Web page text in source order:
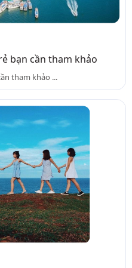
bạn cần tham khảo
tham khảo ...